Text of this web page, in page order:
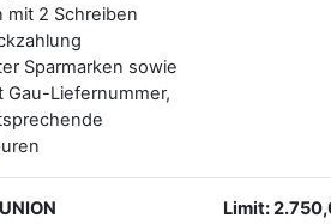
mit 2 Schreiben
Sparmarken sowie
Gau-Liefernummer,
Limit: